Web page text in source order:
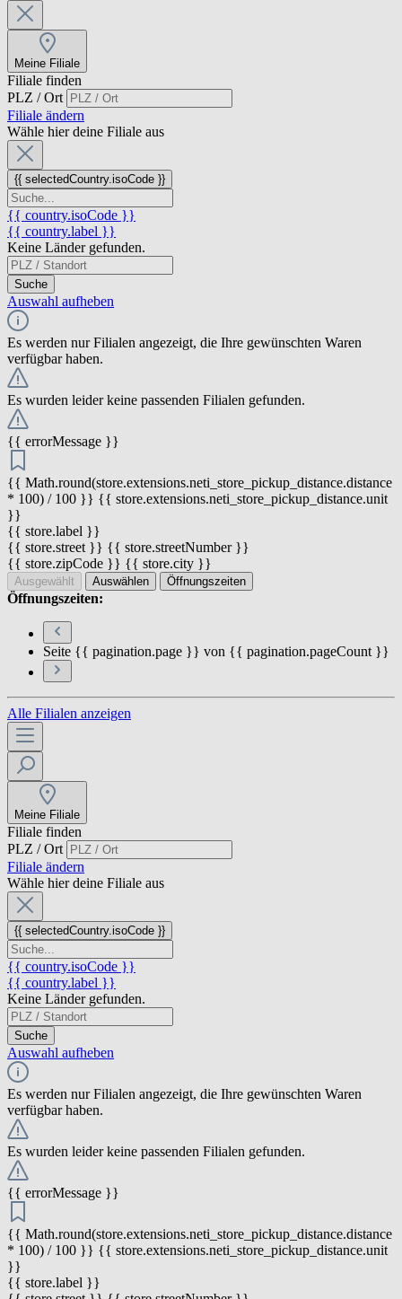
Meine Filiale
Filiale finden
PLZ / Ort
Filiale ändern
Wähle hier deine Filiale aus
{{ selectedCountry.isoCode }}
{{ country.isoCode }}
{{ country.label }}
Keine Länder gefunden.
Suche
Auswahl aufheben
Es werden nur Filialen angezeigt, die Ihre gewünschten Waren
verfügbar haben.
Es wurden leider keine passenden Filialen gefunden.
{{ errorMessage }}
{{ Math.round(store.extensions.neti_store_pickup_distance.distance
* 100) / 100 }} {{ store.extensions.neti_store_pickup_distance.unit
}}
{{ store.label }}
{{ store.street }} {{ store.streetNumber }}
{{ store.zipCode }} {{ store.city }}
Ausgewählt Auswählen Öffnungszeiten
Öffnungszeiten:
Seite {{ pagination.page }} von {{ pagination.pageCount }}
Alle Filialen anzeigen
Meine Filiale
Filiale finden
PLZ / Ort
Filiale ändern
Wähle hier deine Filiale aus
{{ selectedCountry.isoCode }}
{{ country.isoCode }}
{{ country.label }}
Keine Länder gefunden.
Suche
Auswahl aufheben
Es werden nur Filialen angezeigt, die Ihre gewünschten Waren
verfügbar haben.
Es wurden leider keine passenden Filialen gefunden.
{{ errorMessage }}
{{ Math.round(store.extensions.neti_store_pickup_distance.distance
* 100) / 100 }} {{ store.extensions.neti_store_pickup_distance.unit
}}
{{ store.label }}